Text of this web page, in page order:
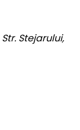
Stejarului,